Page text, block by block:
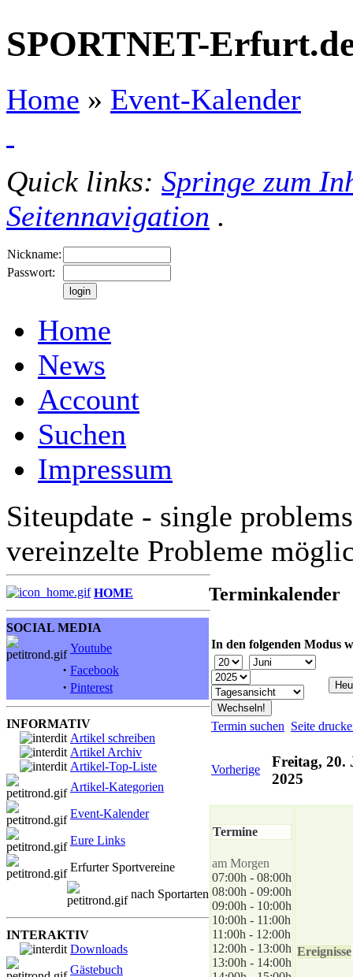
SPORTNET-
Home » Event-Kalender
Quick links: Springe zum
Seitennavigation .
Nickname:
Passwort:
Home
News
Account
Suchen
Impressum
Siteupdate - single
vereinzelte Probleme
HOME
SOCIAL MEDIA
Youtube
· Facebook
· Pinterest
INFORMATIV
Artikel schreiben
Artikel Archiv
Artikel-Top-Liste
Artikel-Kategorien
Event-Kalender
Eure Links
Erfurter Sportvereine
nach Sportarten
INTERAKTIV
Downloads
Gästebuch
Terminkalender
In den folgenden Modus
Termin suchen Seite
Vorherige
Freitag, 20.
2025
Termine
am Morgen
07:00h - 08:00h
08:00h - 09:00h
09:00h - 10:00h
10:00h - 11:00h
11:00h - 12:00h
12:00h - 13:00h
13:00h - 14:00h
Ereignisse